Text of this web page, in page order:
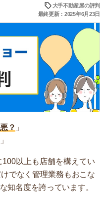
大手不動産屋の評判
最終更新：2025年6月23日
？ 」
」
以上も店舗を構えてい
でなく管理業務もおこな
知名度を誇っています。